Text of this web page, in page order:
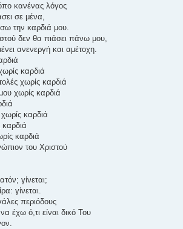
κανένας λόγος
σε μένα,
την καρδιά μου.
δεν θα πιάσει πάνω μου,
ανενεργή και αμέτοχη.
καρδιά
χωρίς καρδιά
χωρίς καρδιά
καρδιά
καρδιά
του Χριστού
γίνεται;
γίνεται.
περιόδους
έχω ό,τι είναι δικό Του